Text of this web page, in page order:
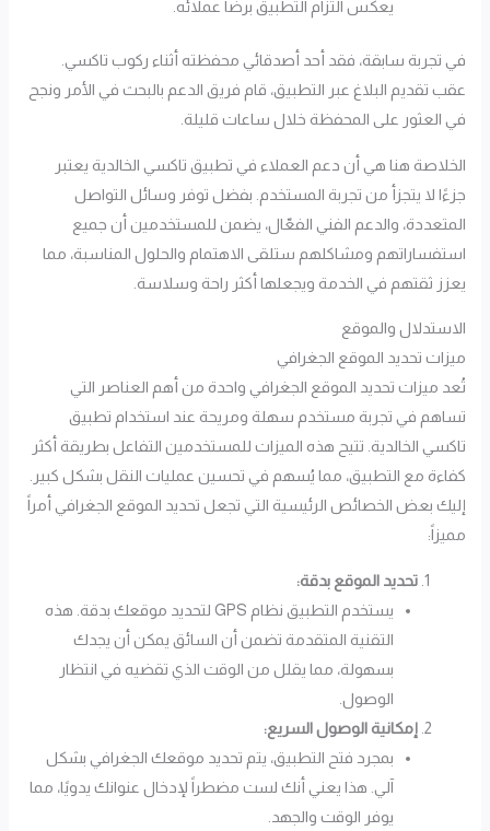
يعكس التزام التطبيق برضا عملائه.
في تجربة سابقة، فقد أحد أصدقائي محفظته أثناء ركوب تاكسي.
عقب تقديم البلاغ عبر التطبيق، قام فريق الدعم بالبحث في الأمر ونجح
في العثور على المحفظة خلال ساعات قليلة.
الخلاصة هنا هي أن دعم العملاء في تطبيق تاكسي الخالدية يعتبر
جزءًا لا يتجزأ من تجربة المستخدم. بفضل توفر وسائل التواصل
المتعددة، والدعم الفني الفعّال، يضمن للمستخدمين أن جميع
استفساراتهم ومشاكلهم ستلقى الاهتمام والحلول المناسبة، مما
يعزز ثقتهم في الخدمة ويجعلها أكثر راحة وسلاسة.
الاستدلال والموقع
ميزات تحديد الموقع الجغرافي
تُعد ميزات تحديد الموقع الجغرافي واحدة من أهم العناصر التي
تساهم في تجربة مستخدم سهلة ومريحة عند استخدام تطبيق
تاكسي الخالدية. تتيح هذه الميزات للمستخدمين التفاعل بطريقة أكثر
كفاءة مع التطبيق، مما يُسهم في تحسين عمليات النقل بشكل كبير.
إليك بعض الخصائص الرئيسية التي تجعل تحديد الموقع الجغرافي أمراً
مميزاً:
تحديد الموقع بدقة:
يستخدم التطبيق نظام GPS لتحديد موقعك بدقة. هذه
التقنية المتقدمة تضمن أن السائق يمكن أن يجدك
بسهولة، مما يقلل من الوقت الذي تقضيه في انتظار
الوصول.
إمكانية الوصول السريع:
بمجرد فتح التطبيق، يتم تحديد موقعك الجغرافي بشكل
آلي. هذا يعني أنك لست مضطراً لإدخال عنوانك يدويًا، مما
يوفر الوقت والجهد.